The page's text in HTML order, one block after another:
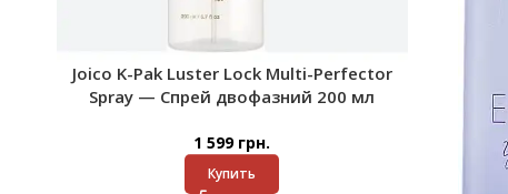
Joico K-Pak Luster Lock Multi-Perfector
Spray — Спрей двофазний 200 мл
1 599 грн.
Купить